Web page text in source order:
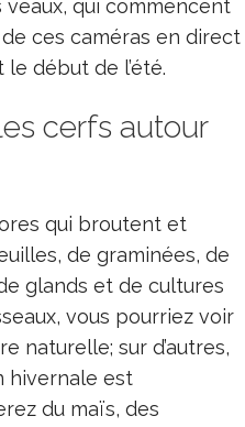
veaux, qui commencent
ces caméras en direct
début de l’été.
cerfs autour
qui broutent et
de graminées, de
glands et de cultures
vous pourriez voir
naturelle; sur d’autres,
hivernale est
du maïs, des